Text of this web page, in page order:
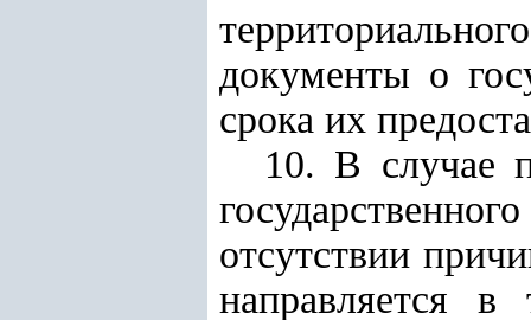
документы о
срока их
10. В случае
отсутствии
направляется в